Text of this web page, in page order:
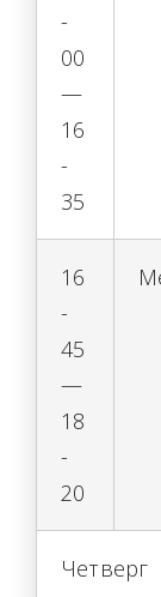
-
00
—
16
-
35
16
-
45
—
18
-
20
Четверг